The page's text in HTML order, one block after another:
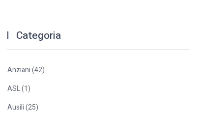
Categoria
Anziani (42)
ASL (1)
Ausili (25)